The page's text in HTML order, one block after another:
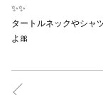
✨✨
タートルネックやシャ
よ🎀